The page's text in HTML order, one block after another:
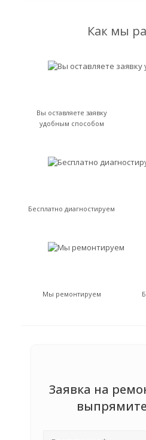
Как мы
Вы оставляете заявку
удобным способом
Бесплатно диагностируем
Мы ремонтируем
Заявка на